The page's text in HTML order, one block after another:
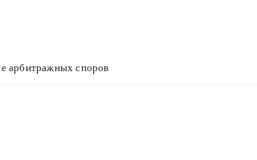
арбитражных споров